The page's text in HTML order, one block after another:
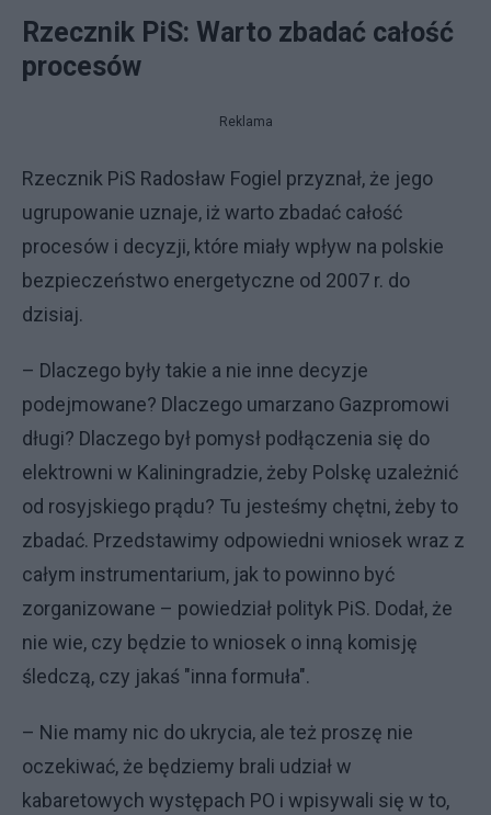
Rzecznik PiS: Warto zbadać całość
procesów
Reklama
Rzecznik PiS Radosław Fogiel przyznał, że jego
ugrupowanie uznaje, iż warto zbadać całość
procesów i decyzji, które miały wpływ na polskie
bezpieczeństwo energetyczne od 2007 r. do
dzisiaj.
– Dlaczego były takie a nie inne decyzje
podejmowane? Dlaczego umarzano Gazpromowi
długi? Dlaczego był pomysł podłączenia się do
elektrowni w Kaliningradzie, żeby Polskę uzależnić
od rosyjskiego prądu? Tu jesteśmy chętni, żeby to
zbadać. Przedstawimy odpowiedni wniosek wraz z
całym instrumentarium, jak to powinno być
zorganizowane – powiedział polityk PiS. Dodał, że
nie wie, czy będzie to wniosek o inną komisję
śledczą, czy jakaś "inna formuła".
– Nie mamy nic do ukrycia, ale też proszę nie
oczekiwać, że będziemy brali udział w
kabaretowych występach PO i wpisywali się w to,